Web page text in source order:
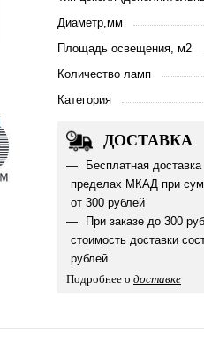
Диаметр,мм
Площадь освещения, м2
Количество ламп
Категория
ДОСТАВКА
Бесплатная доставка
пределах МКАД при
от 300 рублей
При заказе до 300
стоимость доставки
рублей
Подробнее о доставке